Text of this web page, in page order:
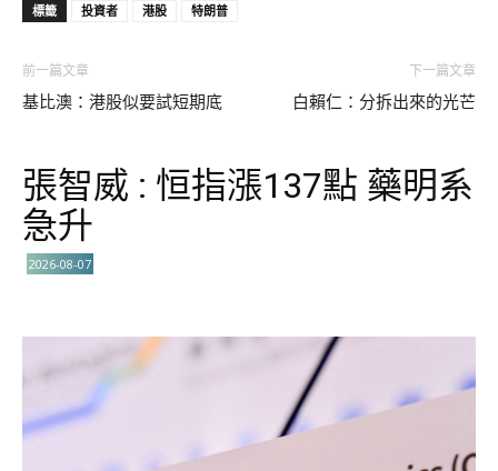
標籤 投資者 港股 特朗普
前一篇文章
基比澳：港股似要試短期底
下一篇文章
白賴仁：分拆出來的光芒
張智威 : 恒指漲137點 藥明系
急升
2026-08-07